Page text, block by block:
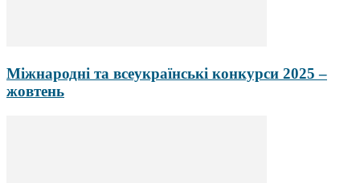
Міжнародні та всеукраїнські конкурси 2025 –
жовтень